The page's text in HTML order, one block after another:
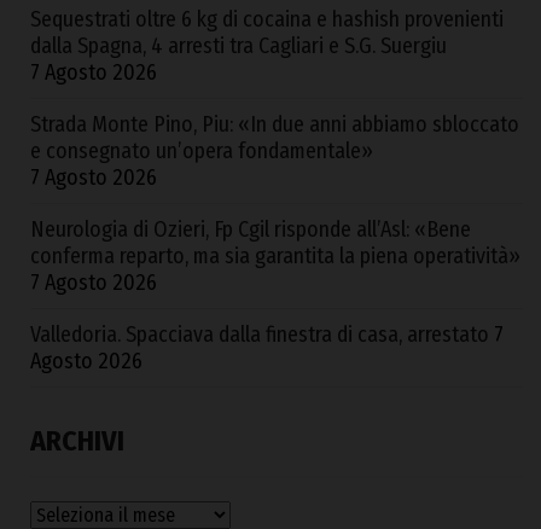
Sequestrati oltre 6 kg di cocaina e hashish provenienti
dalla Spagna, 4 arresti tra Cagliari e S.G. Suergiu
7 Agosto 2026
Strada Monte Pino, Piu: «In due anni abbiamo sbloccato
e consegnato un’opera fondamentale»
7 Agosto 2026
Neurologia di Ozieri, Fp Cgil risponde all’Asl: «Bene
conferma reparto, ma sia garantita la piena operatività»
7 Agosto 2026
Valledoria. Spacciava dalla finestra di casa, arrestato 7
Agosto 2026
ARCHIVI
Archivi